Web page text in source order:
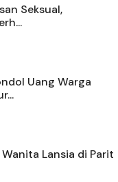
Seksual,
Uang Warga
Lansia di Parit